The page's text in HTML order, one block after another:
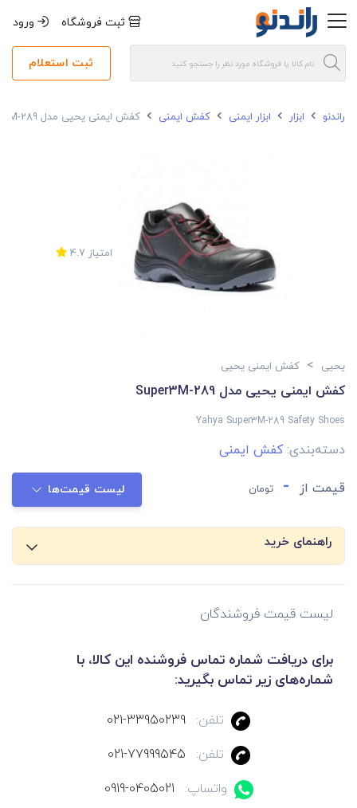
ثبت فروشگاه ورود
ثبت استعلام
راندنو ابزار ابزار ایمنی کفش ایمنی کفش ایمنی یحیی مدل Super3M-289
امتیاز 4.7
یحیی > کفش ایمنی یحیی
کفش ایمنی یحیی مدل Super3M-289
Yahya Super3M-289 Safety Shoes
دسته‌بندی:کفش ایمنی
قیمت از - تومان لیست قیمت‌ها
راهنمای خرید
لیست قیمت فروشندگان
برای دریافت شماره تماس فروشنده این کالا، با
شماره‌های زیر تماس بگیرید:
تلفن:
021-33950239
تلفن:
021-77999545
واتساپ:
0919-0405021